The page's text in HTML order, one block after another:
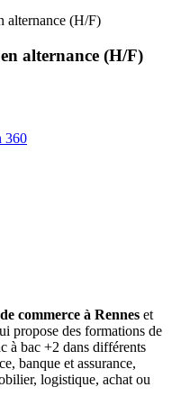
alternance (H/F)
alternance (H/F)
360
commerce à Rennes et
propose des formations de
à bac +2 dans différents
banque et assurance,
logistique, achat ou